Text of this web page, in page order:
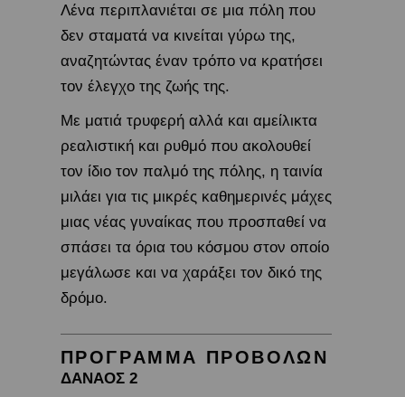
Λένα περιπλανιέται σε μια πόλη που
δεν σταματά να κινείται γύρω της,
αναζητώντας έναν τρόπο να κρατήσει
τον έλεγχο της ζωής της.
Με ματιά τρυφερή αλλά και αμείλικτα
ρεαλιστική και ρυθμό που ακολουθεί
τον ίδιο τον παλμό της πόλης, η ταινία
μιλάει για τις μικρές καθημερινές μάχες
μιας νέας γυναίκας που προσπαθεί να
σπάσει τα όρια του κόσμου στον οποίο
μεγάλωσε και να χαράξει τον δικό της
δρόμο.
ΠΡΟΓΡΑΜΜΑ ΠΡΟΒΟΛΩΝ
ΔΑΝΑΟΣ 2